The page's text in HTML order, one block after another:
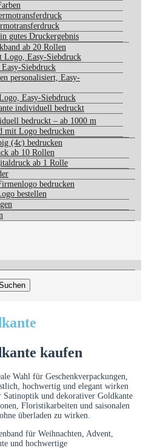
gutes Druckergebnis
ab 20 Rollen
Logo, Easy-Siebdruck
Siebdruck
personalisiert, Easy-
Easy-Siebdruck
individuell bedruckt
bedruckt – ab 1000 m
mit Logo bedrucken
(4c) bedrucken
ab 10 Rollen
ab 1 Rolle
bedrucken
bestellen
kaufen
Wahl für Geschenkverpackungen,
hochwertig und elegant wirken
und dekorativer Goldkante
Floristikarbeiten und saisonalen
überladen zu wirken.
für Weihnachten, Advent,
und hochwertige